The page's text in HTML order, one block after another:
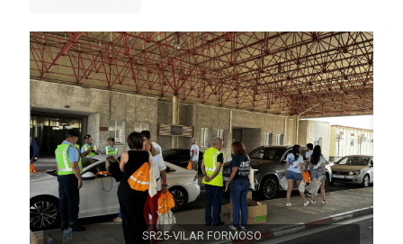
SR25-VILAR FORMOSO